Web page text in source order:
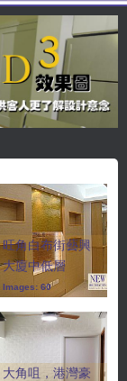
旺角白布街藝興
大廈中低層
Images: 60
大角咀，港灣豪